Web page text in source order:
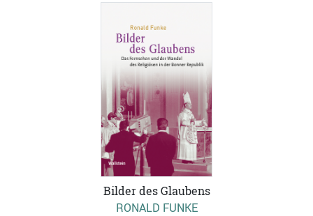
Bilder des Glaubens
RONALD FUNKE